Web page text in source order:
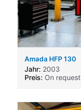
Amada HFP 130
Jahr: 2003
Preis: On request